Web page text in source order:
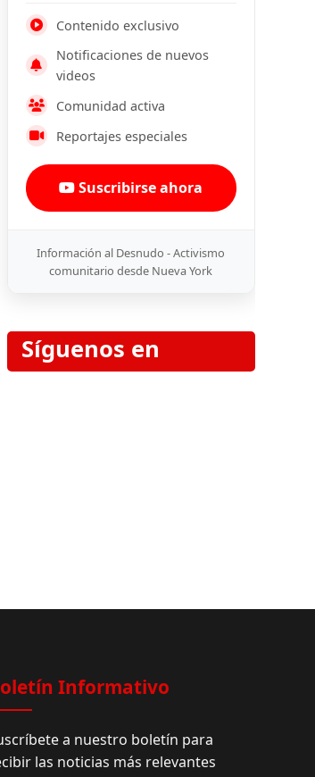
Contenido exclusivo
Notificaciones de nuevos
videos
Comunidad activa
Reportajes especiales
Suscribirse ahora
Información al Desnudo - Activismo
comunitario desde Nueva York
Síguenos en
Informativo
a nuestro boletín para
las noticias más relevantes